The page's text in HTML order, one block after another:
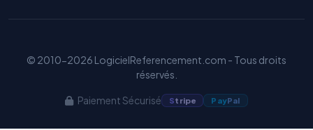
© 2010-2026 LogicielReferencement.com - Tous droits
réservés.
Paiement Sécurisé Stripe PayPal